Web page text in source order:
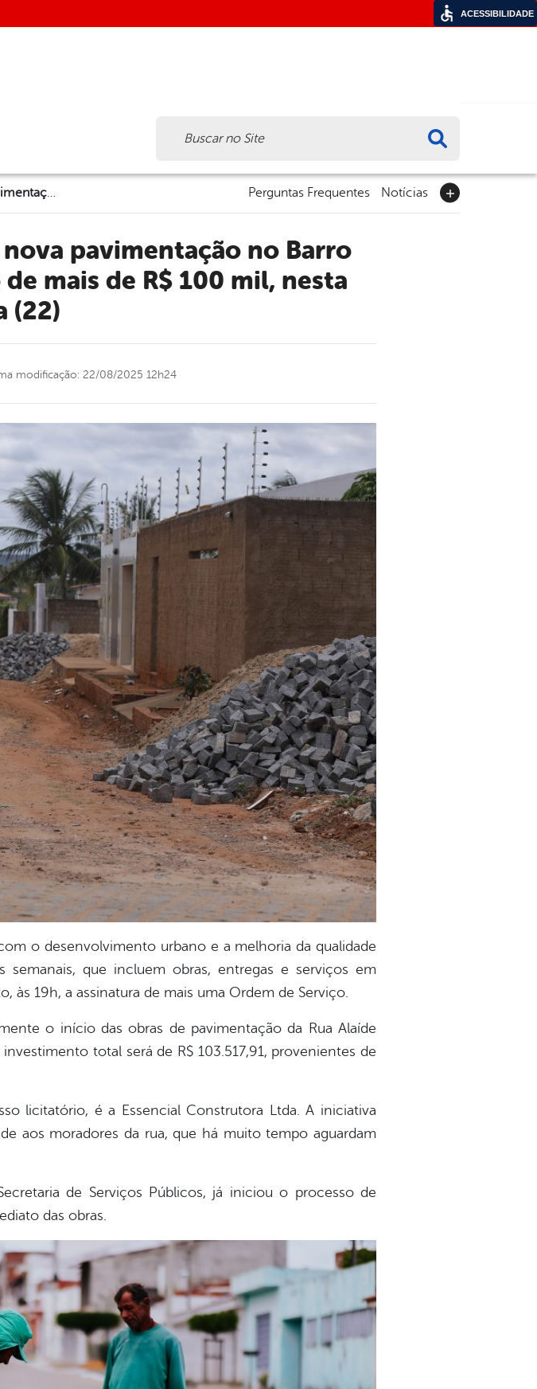
Prefeitura de Tabira autoriza nova pavimentação no Barro Vermelho com investimento de mais de R$ 100 mil, nesta sexta (22) Perguntas Frequentes Notícias
mais de R$ 100 mil, nesta
(22)
modificação: 22/08/2025 12h24
o desenvolvimento urbano e a melhoria da qualidade
que incluem obras, entregas e serviços em
às 19h, a assinatura de mais uma Ordem de Serviço.
o início das obras de pavimentação da Rua Alaíde
total será de R$ 103.517,91, provenientes de
licitatório, é a Essencial Construtora Ltda. A iniciativa
aos moradores da rua, que há muito tempo aguardam
de Serviços Públicos, já iniciou o processo de
das obras.
ACESSIBILIDADE